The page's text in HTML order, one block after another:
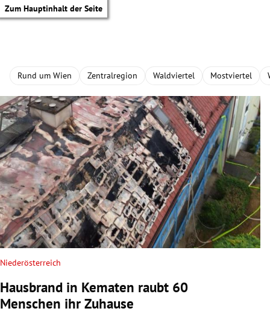
Zum Hauptinhalt der Seite
Untermenü
Untermenü
Rund um Wien Zentralregion Waldviertel Mostviertel
Niederösterreich
Hausbrand in Kematen raubt 60
Menschen ihr Zuhause